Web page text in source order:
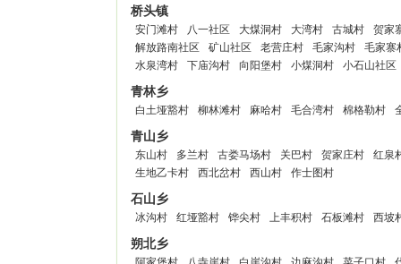
桥头镇
安门滩村 八一社区 大煤洞村 大湾村 古城村 贺家
解放路南社区 矿山社区 老营庄村 毛家沟村 毛家寨
水泉湾村 下庙沟村 向阳堡村 小煤洞村 小石山社区
青林乡
白土垭豁村 柳林滩村 麻哈村 毛合湾村 棉格勒村
青山乡
东山村 多兰村 古娄马场村 关巴村 贺家庄村 红泉
生地乙卡村 西北岔村 西山村 作士图村
石山乡
冰沟村 红垭豁村 铧尖村 上丰积村 石板滩村 西坡
朔北乡
阿家堡村 八寺崖村 白崖沟村 边麻沟村 菜子口村